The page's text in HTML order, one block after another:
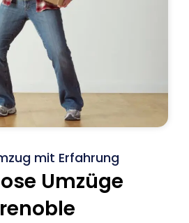
mit Erfahrung
Umzüge